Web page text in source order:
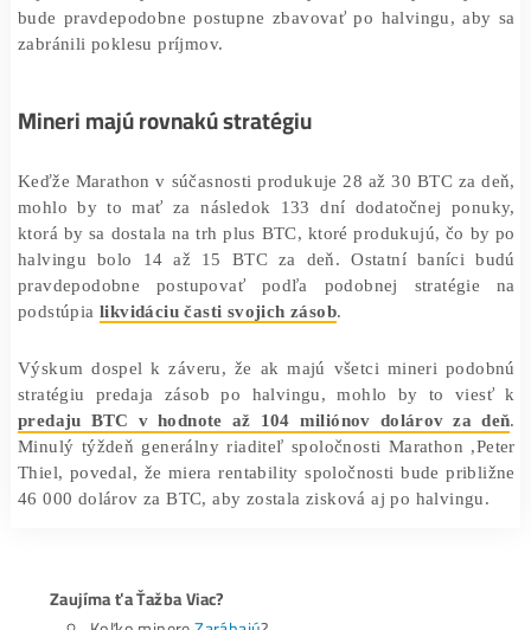
Aj keď existuje korelácia medzi halvingom a
altcoinov, ako niektorí predpovedajú, historické
najväčší svetový miner Bitcoinov, vytvoril zásoby,
zabránili poklesu príjmov.
Mineri majú rovnakú stratégiu
mohlo by to mať za následok 133 dní dodatočnej
ktorá by sa dostala na trh plus BTC, ktoré produkujú, čo
halvingu bolo 14 až 15 BTC za deň. Ostatní baníci
pravdepodobne postupovať podľa podobnej
podstúpia likvidáciu časti svojich zásob .
predaju BTC v hodnote až 104 miliónov dolárov